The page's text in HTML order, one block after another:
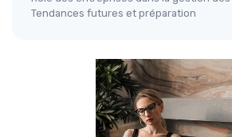
Tendances futures et préparation